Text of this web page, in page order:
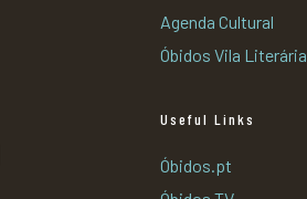
Agenda Cultural
Óbidos Vila Literária
Useful Links
Óbidos.pt